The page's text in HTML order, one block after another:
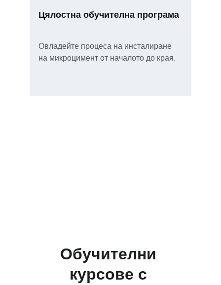
Цялостна обучителна програма
Овладейте процеса на инсталиране
на микроцимент от началото до края.
Обучителни
курсове с